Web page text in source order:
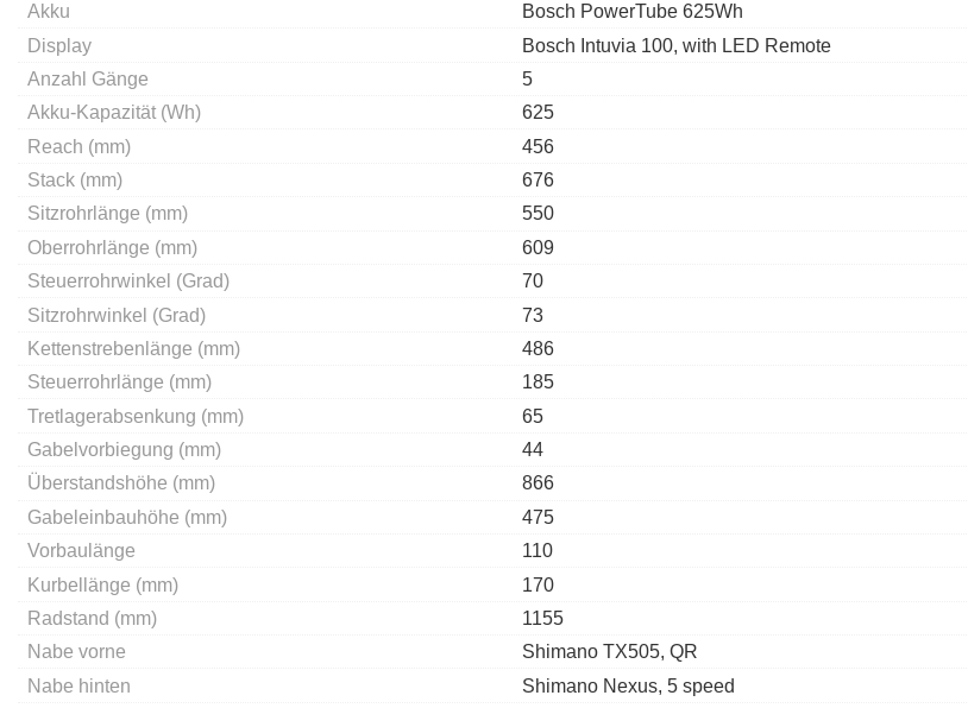
Akku
Bosch PowerTube 625Wh
Display
Bosch Intuvia 100, with LED Remote
Anzahl Gänge
5
Akku-Kapazität (Wh)
625
Reach (mm)
456
Stack (mm)
676
Sitzrohrlänge (mm)
550
Oberrohrlänge (mm)
609
Steuerrohrwinkel (Grad)
70
Sitzrohrwinkel (Grad)
73
Kettenstrebenlänge (mm)
486
Steuerrohrlänge (mm)
185
Tretlagerabsenkung (mm)
65
Gabelvorbiegung (mm)
44
Überstandshöhe (mm)
866
Gabeleinbauhöhe (mm)
475
Vorbaulänge
110
Kurbellänge (mm)
170
Radstand (mm)
1155
Nabe vorne
Shimano TX505, QR
Nabe hinten
Shimano Nexus, 5 speed